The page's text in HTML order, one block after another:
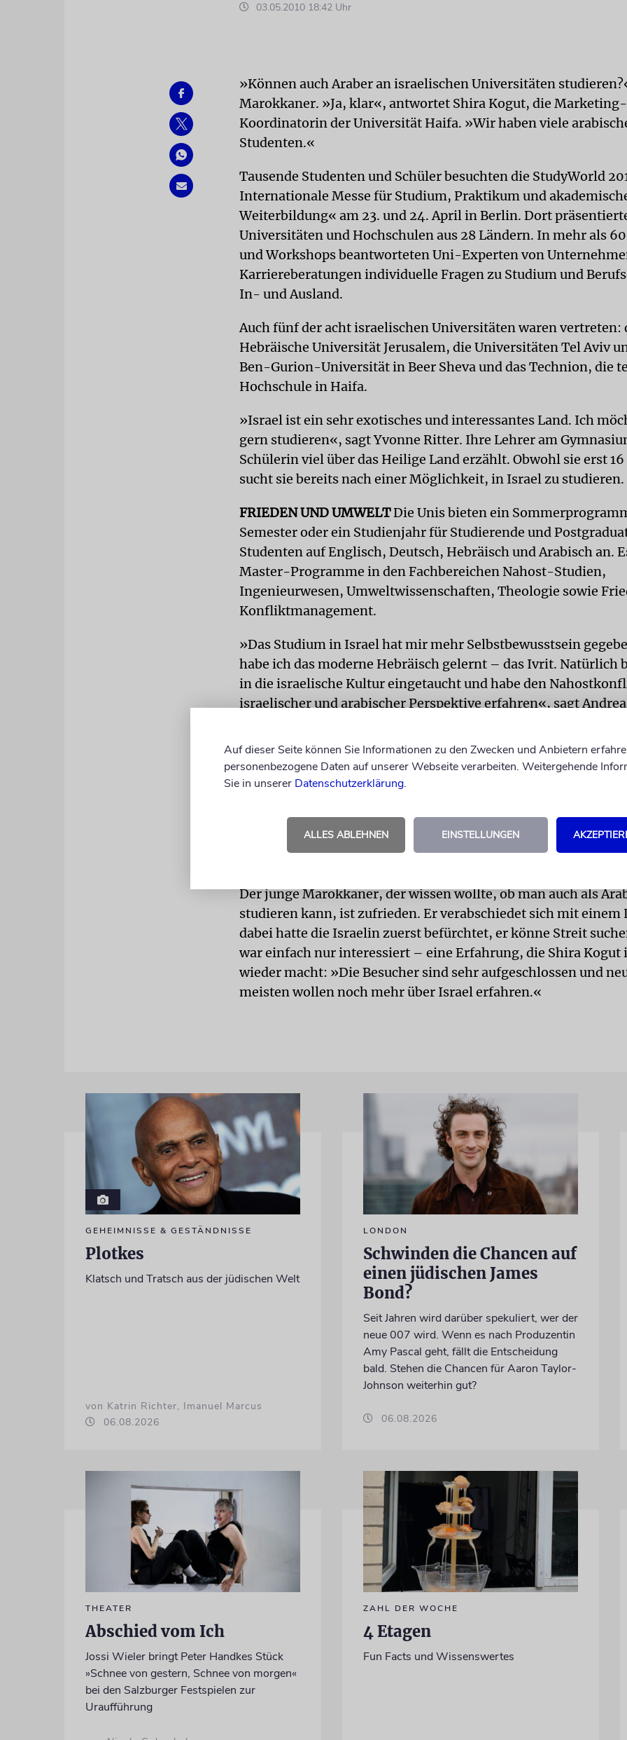
03.05.2010 18:42 Uhr
»Können auch Araber an israelischen Universitäten
Marokkaner. »Ja, klar«, antwortet Shira Kogut, die Marketing-
Koordinatorin der Universität Haifa. »Wir haben viele
Studenten.«
Tausende Studenten und Schüler besuchten die StudyWorld
Internationale Messe für Studium, Praktikum und
Weiterbildung« am 23. und 24. April in Berlin. Dort
Universitäten und Hochschulen aus 28 Ländern. In mehr als
und Workshops beantworteten Uni-Experten von
Karriereberatungen individuelle Fragen zu Studium und
In- und Ausland.
Auch fünf der acht israelischen Universitäten waren vertreten:
Hebräische Universität Jerusalem, die Universitäten Tel Aviv
Ben-Gurion-Universität in Beer Sheva und das Technion, die
Hochschule in Haifa.
»Israel ist ein sehr exotisches und interessantes Land. Ich
gern studieren«, sagt Yvonne Ritter. Ihre Lehrer am
Schülerin viel über das Heilige Land erzählt. Obwohl sie erst
sucht sie bereits nach einer Möglichkeit, in Israel zu studieren.
FRIEDEN UND UMWELTDie Unis bieten ein
Semester oder ein Studienjahr für Studierende und
Studenten auf Englisch, Deutsch, Hebräisch und Arabisch an.
Master-Programme in den Fachbereichen Nahost-Studien,
Ingenieurwesen, Umweltwissenschaften, Theologie sowie
Konfliktmanagement.
»Das Studium in Israel hat mir mehr Selbstbewusstsein
habe ich das moderne Hebräisch gelernt – das Ivrit. Natürlich
in die israelische Kultur eingetaucht und habe den
israelischer und arabischer Perspektive erfahren«, sagt
Informationstechnik in Darmstadt. Andrea war für ein
Universität Beer Sheva – während des Gazakriegs. Sie hat
Raketen eingeschlagen sind. »Als ich das erste Mal in den
Sheva sei ein sicherer Ort. Aber nach ein paar Tagen habe ich
fast daran gewöhnt. In Israel weiß man sehr gut, wie man mit
Der junge Marokkaner, der wissen wollte, ob man auch als
studieren kann, ist zufrieden. Er verabschiedet sich mit einem
dabei hatte die Israelin zuerst befürchtet, er könne Streit
war einfach nur interessiert – eine Erfahrung, die Shira Kogut
wieder macht: »Die Besucher sind sehr aufgeschlossen und
meisten wollen noch mehr über Israel erfahren.«
GEHEIMNISSE & GESTÄNDNISSE
Plotkes
Klatsch und Tratsch aus der jüdischen Welt
von Katrin Richter, Imanuel Marcus
06.08.2026
LONDON
Schwinden die Chancen auf
einen jüdischen James
Bond?
Seit Jahren wird darüber spekuliert, wer der
neue 007 wird. Wenn es nach Produzentin
Amy Pascal geht, fällt die Entscheidung
bald. Stehen die Chancen für Aaron Taylor-
Johnson weiterhin gut?
06.08.2026
THEATER
Abschied vom Ich
Jossi Wieler bringt Peter Handkes Stück
»Schnee von gestern, Schnee von morgen«
bei den Salzburger Festspielen zur
Uraufführung
ZAHL DER WOCHE
4 Etagen
Fun Facts und Wissenswertes
Auf dieser Seite können Sie Informationen zu den Zwecken und Anbietern
personenbezogene Daten auf unserer Webseite verarbeiten. Weitergehende
Sie in unserer Datenschutzerklärung.
ALLES ABLEHNEN EINSTELLUNGEN